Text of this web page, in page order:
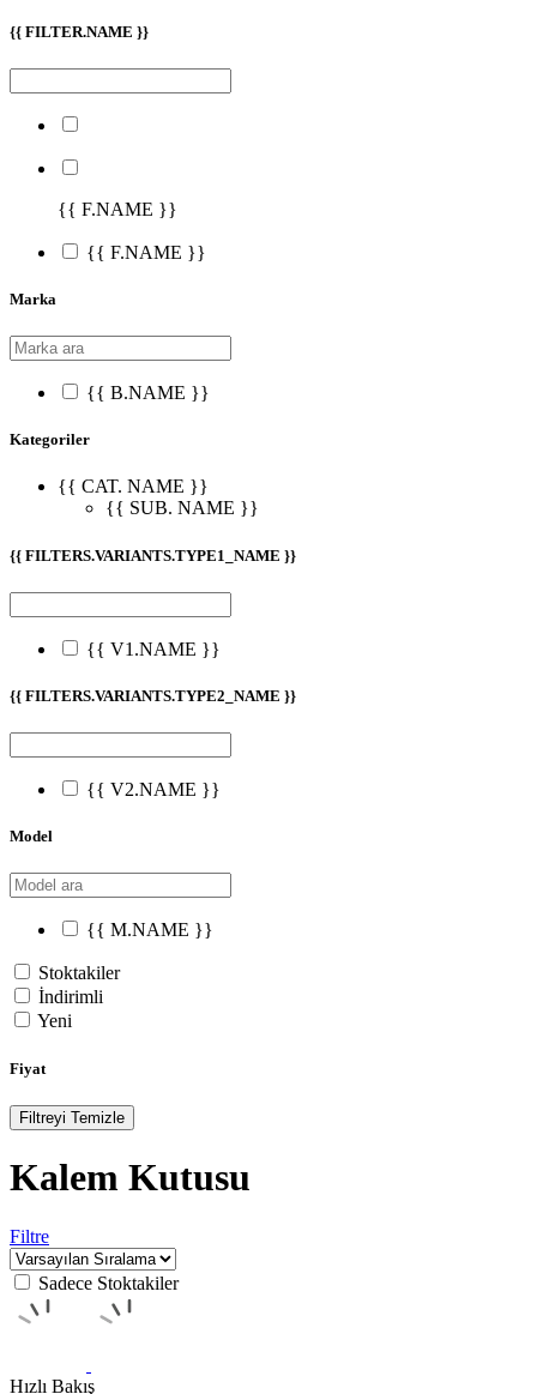
{{ FILTER.NAME }}
{{ F.NAME }}
{{ F.NAME }}
Marka
{{ B.NAME }}
Kategoriler
{{ CAT. NAME }}
{{ SUB. NAME }}
{{ FILTERS.VARIANTS.TYPE1_NAME }}
{{ V1.NAME }}
{{ FILTERS.VARIANTS.TYPE2_NAME }}
{{ V2.NAME }}
Model
{{ M.NAME }}
Stoktakiler
İndirimli
Yeni
Fiyat
Filtreyi Temizle
Kalem Kutusu
Filtre
Sadece Stoktakiler
Hızlı Bakış